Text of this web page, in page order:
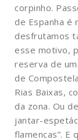
corpinho.
de Espanha é
desfrutamos
esse motivo,
reserva de
de
Rias Baixas,
da zona. Ou
jantar-
flamencas”. E